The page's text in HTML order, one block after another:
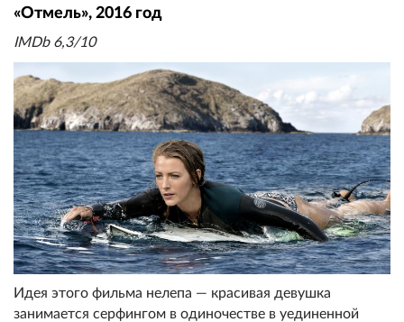
«Отмель», 2016 год
IMDb 6,3/10
Идея этого фильма нелепа — красивая девушка
занимается серфингом в одиночестве в уединенной